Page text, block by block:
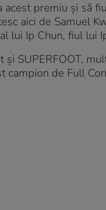
premiu și să
aici de Samuel
lui Ip Chun, fiul lui
SUPERFOOT,
campion de Full